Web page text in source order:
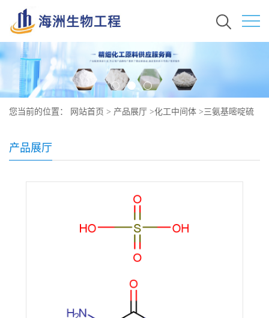
您当前的位置： 网站首页 > 产品展厅 >化工中间体 >三氨基嘧啶硫
产品展厅